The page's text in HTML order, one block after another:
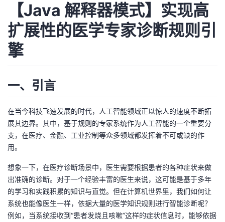
发
者
堂
我
的
程
我
认
证
的
实
我
的
Programs
支
我
的
技
支
持
我
的
声
建
【Java 解释器模式】实现高
扩展性的医学专家诊断规则引
擎
一、引言
在当今科技飞速发展的时代，人工智能领域正以惊人的速度不断拓
展其边界。其中，基于规则的专家系统作为人工智能的一个重要分
支，在医疗、金融、工业控制等众多领域都发挥着不可或缺的作
用。
想象一下，在医疗诊断场景中，医生需要根据患者的各种症状来做
出准确的诊断。对于一个经验丰富的医生来说，这可能是基于多年
的学习和实践积累的知识与直觉。但在计算机世界里，我们如何让
系统也能像医生一样，依据大量的医学知识规则进行智能诊断呢？
例如，当系统接收到“患者发烧且咳嗽”这样的症状信息时，能够依据